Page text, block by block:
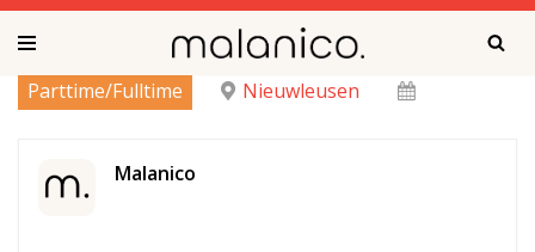
naar
Parttime/Fulltime Nieuwleusen
Malanico